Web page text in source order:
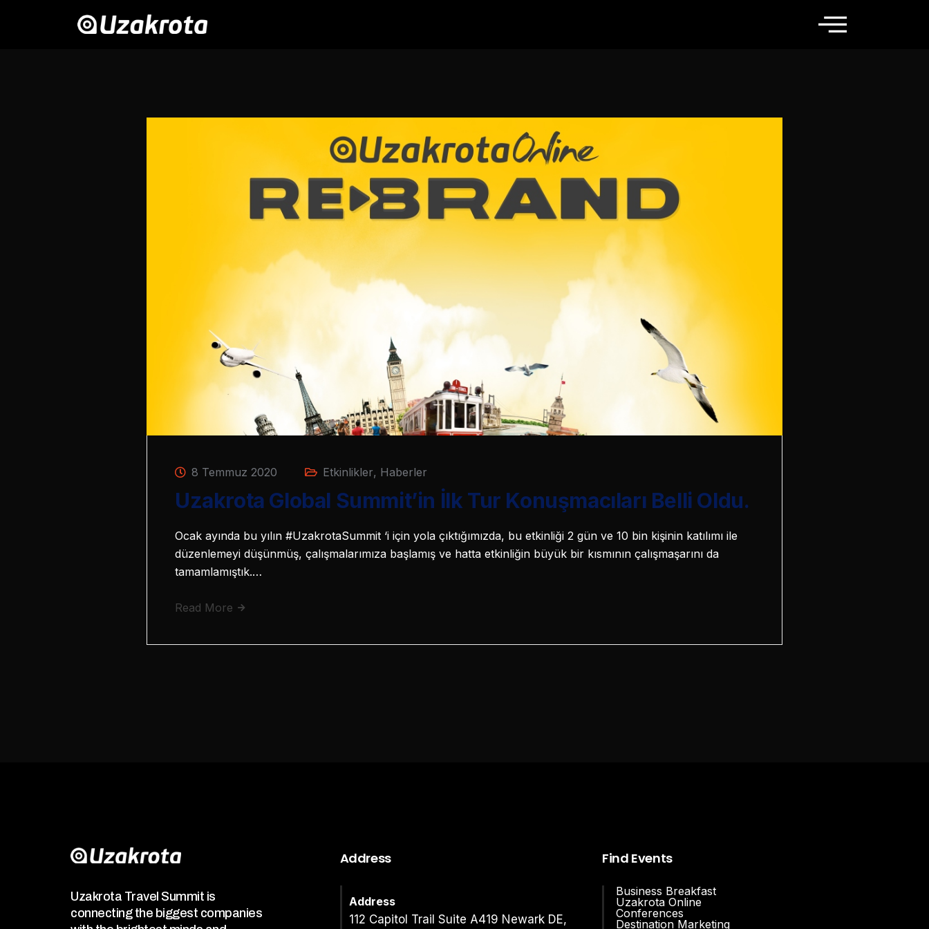
8 Temmuz 2020 Etkinlikler, Haberler
Uzakrota Global Summit’in İlk Tur Konuşmacıları Belli Oldu.
Ocak ayında bu yılın #UzakrotaSummit ‘i için yola çıktığımızda, bu etkinliği 2 gün ve 10 bin kişinin katılımı ile
düzenlemeyi düşünmüş, çalışmalarımıza başlamış ve hatta etkinliğin büyük bir kısmının çalışmaşarını da
tamamlamıştık.…
Read More
Uzakrota Travel Summit is
connecting the biggest companies
Address
Address
112 Capitol Trail Suite A419 Newark DE,
Find Events
Business Breakfast
Uzakrota Online
Conferences
Destination Marketing